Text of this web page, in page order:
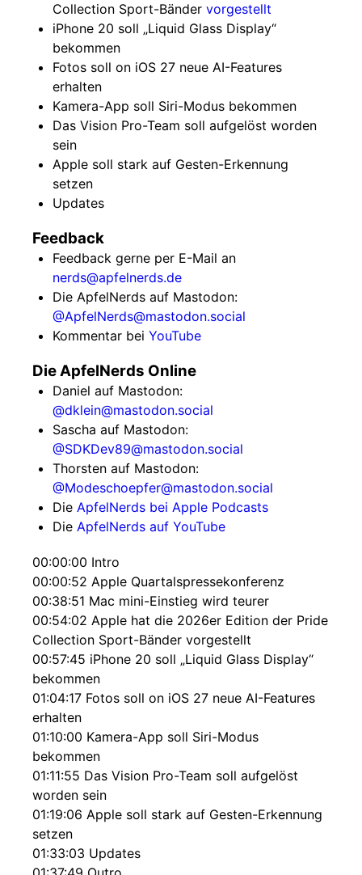
Collection Sport-Bänder vorgestellt
iPhone 20 soll „Liquid Glass Display“
bekommen
Fotos soll on iOS 27 neue AI-Features
erhalten
Kamera-App soll Siri-Modus bekommen
Das Vision Pro-Team soll aufgelöst worden
sein
Apple soll stark auf Gesten-Erkennung
setzen
Updates
Feedback
Feedback gerne per E-Mail an
nerds@apfelnerds.de
Die ApfelNerds auf Mastodon:
@ApfelNerds@mastodon.social
Kommentar bei YouTube
Die ApfelNerds Online
Daniel auf Mastodon:
@dklein@mastodon.social
Sascha auf Mastodon:
@SDKDev89@mastodon.social
Thorsten auf Mastodon:
@Modeschoepfer@mastodon.social
Die ApfelNerds bei Apple Podcasts
Die ApfelNerds auf YouTube
00:00:00 Intro
00:00:52 Apple Quartalspressekonferenz
00:38:51 Mac mini-Einstieg wird teurer
00:54:02 Apple hat die 2026er Edition der Pride
Collection Sport-Bänder vorgestellt
00:57:45 iPhone 20 soll „Liquid Glass Display“
bekommen
01:04:17 Fotos soll on iOS 27 neue AI-Features
erhalten
01:10:00 Kamera-App soll Siri-Modus
bekommen
01:11:55 Das Vision Pro-Team soll aufgelöst
worden sein
01:19:06 Apple soll stark auf Gesten-Erkennung
setzen
01:33:03 Updates